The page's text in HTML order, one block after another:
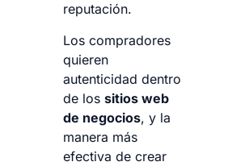
reputación.
Los compradores
quieren
autenticidad dentro
de los sitios web
de negocios, y la
manera más
efectiva de crear